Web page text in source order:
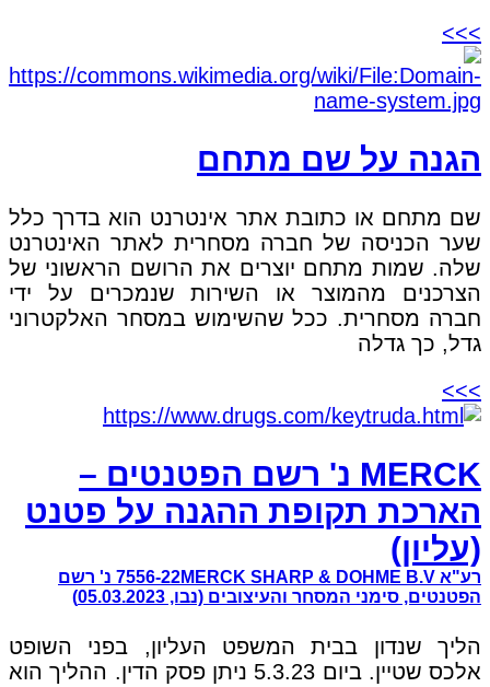
>>>
הגנה על שם מתחם
שם מתחם או כתובת אתר אינטרנט הוא בדרך כלל
שער הכניסה של חברה מסחרית לאתר האינטרנט
שלה. שמות מתחם יוצרים את הרושם הראשוני של
הצרכנים מהמוצר או השירות שנמכרים על ידי
חברה מסחרית. ככל שהשימוש במסחר האלקטרוני
גדל, כך גדלה
>>>
MERCK נ' רשם הפטנטים –
הארכת תקופת ההגנה על פטנט
(עליון)
רע"א 7556-22MERCK SHARP & DOHME B.V נ' רשם
הפטנטים, סימני המסחר והעיצובים (נבו, 05.03.2023)
הליך שנדון בבית המשפט העליון, בפני השופט
אלכס שטיין. ביום 5.3.23 ניתן פסק הדין. ההליך הוא